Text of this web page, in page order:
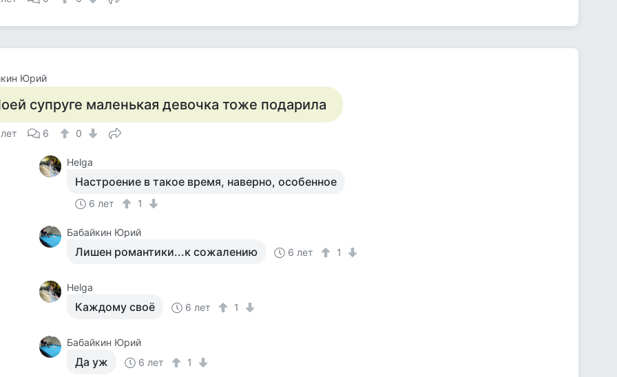
Юрий
супруге маленькая девочка тоже подарила
6 0
Helga
Настроение в такое время, наверно, особенное
6 лет 1
Бабайкин Юрий
Лишен романтики...к сожалению 6 лет 1
Helga
Каждому своё 6 лет 1
Бабайкин Юрий
Да уж 6 лет 1